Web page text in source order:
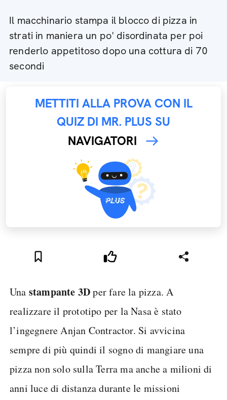
Il macchinario stampa il blocco di pizza in
strati in maniera un po' disordinata per poi
renderlo appetitoso dopo una cottura di 70
secondi
METTITI ALLA PROVA CON IL
QUIZ DI MR. PLUS SU
NAVIGATORI
Una stampante 3Dper fare la pizza. A
realizzare il prototipo per la Nasa è stato
l’ingegnere Anjan Contractor. Si avvicina
sempre di più quindi il sogno di mangiare una
pizza non solo sulla Terra ma anche a milioni di
anni luce di distanza durante le missioni